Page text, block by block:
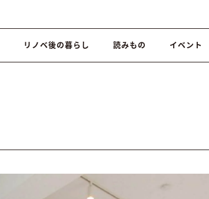
リノベ後の暮らし 読みもの イベント